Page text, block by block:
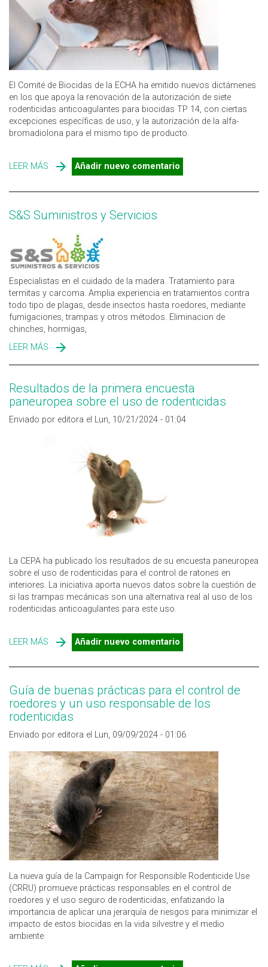
El Comité de Biocidas de la ECHA ha emitido nuevos dictámenes
en los que apoya la renovación de la autorización de siete
rodenticidas anticoagulantes para biocidas TP 14, con ciertas
excepciones específicas de uso, y la autorización de la alfa-
bromadiolona para el mismo tipo de producto.
LEER MÁS SOBRE RODENTICIDAS ANTICOAGULANTES: LA ECHA
APOYA LA RENOVACIÓN DE SU AUTORIZACIÓN
Añadir nuevo comentario
S&S Suministros y Servicios
Especialistas en el cuidado de la madera. Tratamiento para
termitas y carcoma. Amplia experiencia en tratamientos contra
todo tipo de plagas, desde insectos hasta roedores, mediante
fumigaciones, trampas y otros métodos. Eliminacion de
chinches, hormigas,
LEER MÁS SOBRE S&S SUMINISTROS Y SERVICIOS
Resultados de la primera encuesta
paneuropea sobre el uso de rodenticidas
Enviado por editora el Lun, 10/21/2024 - 01:04
La CEPA ha publicado los resultados de su encuesta paneuropea
sobre el uso de rodenticidas para el control de ratones en
interiores. La iniciativa aporta nuevos datos sobre la cuestión de
si las trampas mecánicas son una alternativa real al uso de los
rodenticidas anticoagulantes para este uso.
LEER MÁS SOBRE RESULTADOS DE LA PRIMERA ENCUESTA
PANEUROPEA SOBRE EL USO DE RODENTICIDAS
Añadir nuevo comentario
Guía de buenas prácticas para el control de
roedores y un uso responsable de los
rodenticidas
Enviado por editora el Lun, 09/09/2024 - 01:06
La nueva guía de la Campaign for Responsible Rodenticide Use
(CRRU) promueve prácticas responsables en el control de
roedores y el uso seguro de rodenticidas, enfatizando la
importancia de aplicar una jerarquía de riesgos para minimizar el
impacto de estos biocidas en la vida silvestre y el medio
ambiente.